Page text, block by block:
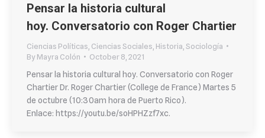
Pensar la historia cultural
hoy. Conversatorio con Roger Chartier
Ciencias Políticas Ciencias Sociales Historia Sociología
ByMayra Colón
October 8, 2021
Pensar la historia cultural hoy. Conversatorio con Roger
Chartier Dr. Roger Chartier (College de France) Martes 5
de octubre (10:30am hora de Puerto Rico).
Enlace: https://youtu.be/soHPHZzf7xc.